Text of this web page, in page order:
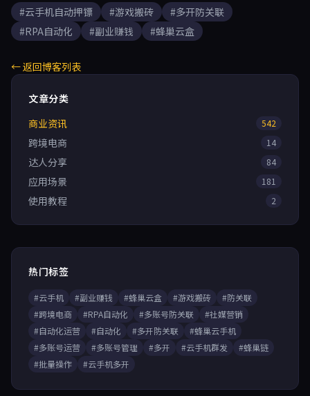
#云手机自动押镖 #游戏搬砖
#多开防关联
#RPA自动化
#副业赚钱 #蜂巢云盒
← 返回博客列表
文章分类
商业资讯
542
跨境电商 14
达人分享 84
应用场景 181
使用教程 2
热门标签
#云手机 #副业赚钱 #蜂巢云盒 #游戏搬砖
#防关联
#跨境电商
#RPA自动化 #多账号防关联
#社媒营销
#自动化运营
#自动化 #多开防关联
#蜂巢云手机
#多账号运营
#多账号管理 #多开 #云手机群发
#蜂巢链
#批量操作
#云手机多开